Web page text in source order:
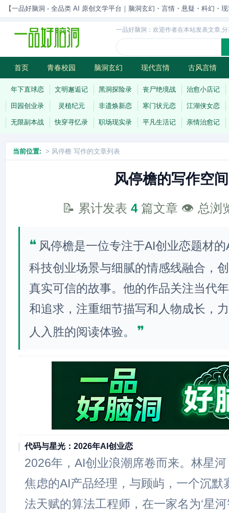
【一品好脑洞 - 全品类 AI 原创文学平台｜脑洞玄幻・言情・悬疑・科幻・
一品好脑洞：欢迎作者在本站发表文章,
首页 青春校园 脑洞玄幻 现代言情 古风言情
历史权谋 武侠江湖 灵异志怪 连载
年下直球恋 文明邂逅记 黑洞探险录 丧尸绝境战 治愈小店记
田园创业录 灵植纪元 非遗焕新恋 寒门状元恋 江湖侠女恋
无限副本战 快穿寻忆录 职场现实录 平凡生活记 亲情治愈记
当前位置: > 风停檐 写作的文章列表
风停檐的写作空间
📝 累计发表 4篇文章 👁️ 总浏
❝ 风停檐是一位专注于AI创业恋题材
科技创业场景与细腻的情感线融合，
真实可信的故事。他的作品关注当代
和追求，注重细节描写和人物成长，
人入胜的阅读体验。
❞
代码与星光：2026年AI创业恋
2026年，AI创业浪潮席卷而来。林星
焦虑的AI产品经理，与顾屿，一个沉默
法天赋的算法工程师，在一家名为‘星